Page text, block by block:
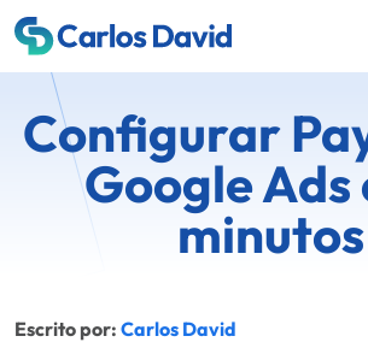
Configurar
Google Ads
minutos
Escrito por: Carlos David